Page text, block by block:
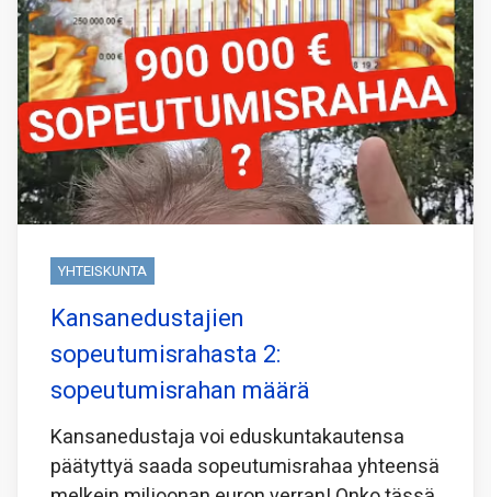
YHTEISKUNTA
Kansanedustajien
sopeutumisrahasta 2:
sopeutumisrahan määrä
Kansanedustaja voi eduskuntakautensa
päätyttyä saada sopeutumisrahaa yhteensä